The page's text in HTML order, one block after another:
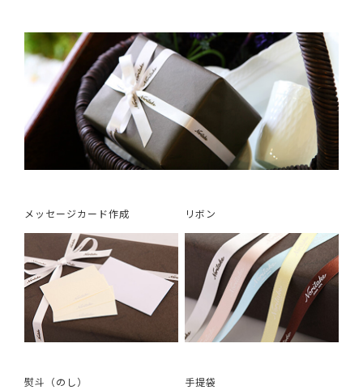
メッセージカード作成 リボン
熨斗（のし） 手提袋